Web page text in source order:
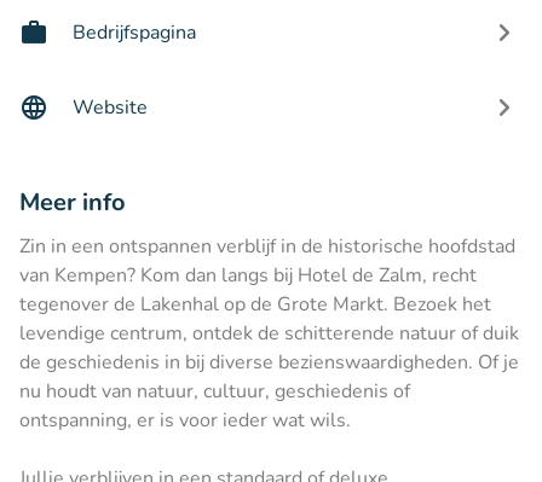
Bedrijfspagina
Website
Meer info
Zin in een ontspannen verblijf in de historische hoofdstad
van Kempen? Kom dan langs bij Hotel de Zalm, recht
tegenover de Lakenhal op de Grote Markt. Bezoek het
levendige centrum, ontdek de schitterende natuur of duik
de geschiedenis in bij diverse bezienswaardigheden. Of je
nu houdt van natuur, cultuur, geschiedenis of
ontspanning, er is voor ieder wat wils.